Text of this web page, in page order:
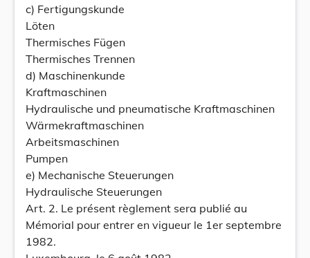
c) Fertigungskunde
Löten
Thermisches Fügen
Thermisches Trennen
d) Maschinenkunde
Kraftmaschinen
Hydraulische und pneumatische Kraftmaschinen
Wärmekraftmaschinen
Arbeitsmaschinen
Pumpen
e) Mechanische Steuerungen
Hydraulische Steuerungen
Art. 2. Le présent règlement sera publié au
Mémorial pour entrer en vigueur le 1er septembre
1982.